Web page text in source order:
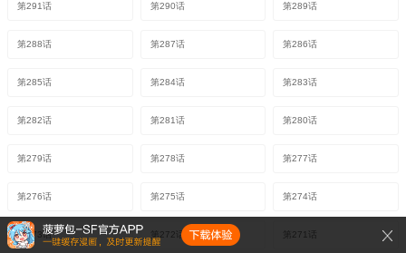
第291话 第290话 第289话
第288话 第287话 第286话
第285话 第284话 第283话
第282话 第281话 第280话
第279话 第278话 第277话
第276话 第275话 第274话
第273话 第272话 第271话